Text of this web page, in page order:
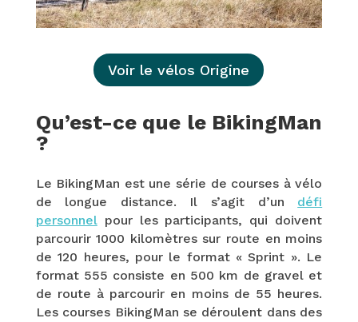
Voir le vélos Origine
Qu’est-ce que le BikingMan
?
Le BikingMan est une série de courses à vélo
de longue distance. Il s’agit d’un défi
personnelpour les participants, qui doivent
parcourir 1000 kilomètres sur route en moins
de 120 heures, pour le format « Sprint ». Le
format 555 consiste en 500 km de gravel et
de route à parcourir en moins de 55 heures.
Les courses BikingMan se déroulent dans des